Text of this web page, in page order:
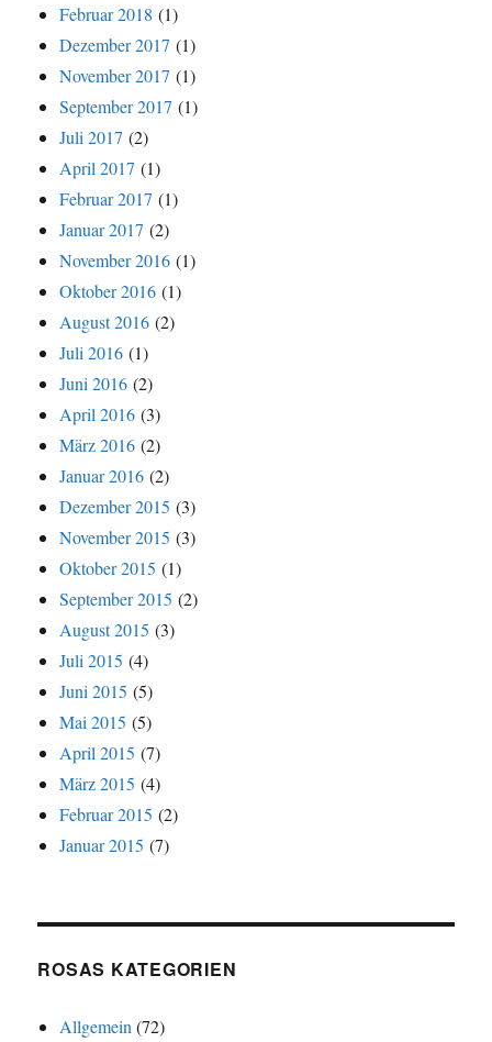
Februar 2018 (1)
Dezember 2017 (1)
November 2017 (1)
September 2017 (1)
Juli 2017 (2)
April 2017 (1)
Februar 2017 (1)
Januar 2017 (2)
November 2016 (1)
Oktober 2016 (1)
August 2016 (2)
Juli 2016 (1)
Juni 2016 (2)
April 2016 (3)
März 2016 (2)
Januar 2016 (2)
Dezember 2015 (3)
November 2015 (3)
Oktober 2015 (1)
September 2015 (2)
August 2015 (3)
Juli 2015 (4)
Juni 2015 (5)
Mai 2015 (5)
April 2015 (7)
März 2015 (4)
Februar 2015 (2)
Januar 2015 (7)
ROSAS KATEGORIEN
Allgemein (72)